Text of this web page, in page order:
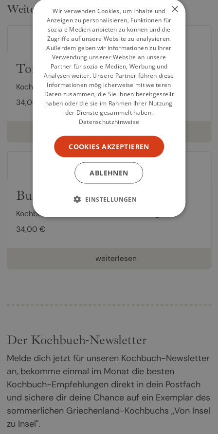
Weitere Kochbücher
Tonight
Kochbuch vonNagi Maehashi,Lisa Heilig
34,00 €
Bubala
Kochbuch von
34,00 €
weiterlesen
Der Kochbuch-Newsletter
Melde dich jetzt für unseren Kochbuch-Newsletter
an, bekomme einmal im Monat die besten
Kochbuch-Empfehlungen direkt in dein Postfach
und sichere dir deine Chance auf ein Exemplar des
sommerlichen Griechenland-Kochbuchs „Von Insel
zu Insel".
×
Wir verwenden Cookies, um Inhalte und
Anzeigen zu personalisieren, Funktionen für
soziale Medien anbieten zu können und die
Zugriffe auf unsere Website zu analysieren.
Außerdem geben wir Informationen zu Ihrer
Verwendung unserer Website an unsere
Partner für soziale Medien, Werbung und
Analysen weiter. Unsere Partner führen diese
Informationen möglicherweise mit weiteren
Daten zusammen, die Sie ihnen bereitgestellt
haben oder die sie im Rahmen Ihrer Nutzung
der Dienste gesammelt haben.
Datenschutzhinweise
COOKIES AKZEPTIEREN
ABLEHNEN
EINSTELLUNGEN